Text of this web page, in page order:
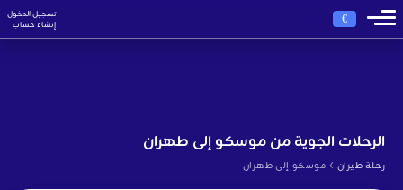
€
تسجيل الدخول
إنشاء حساب
الرحلات الجوية من موسكو إلى طهران
رحلة طيران › موسكو إلى طهران